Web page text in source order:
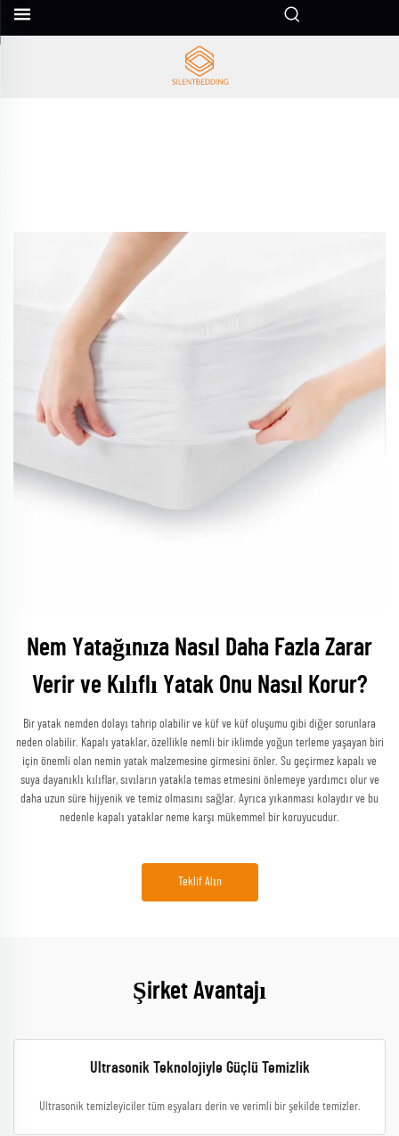
Nem Yatağınıza Nasıl Daha Fazla Zarar
Verir ve Kılıflı Yatak Onu Nasıl Korur?
Bir yatak nemden dolayı tahrip olabilir ve küf ve küf oluşumu gibi diğer sorunlara
neden olabilir. Kapalı yataklar, özellikle nemli bir iklimde yoğun terleme yaşayan biri
için önemli olan nemin yatak malzemesine girmesini önler. Su geçirmez kapalı ve
suya dayanıklı kılıflar, sıvıların yatakla temas etmesini önlemeye yardımcı olur ve
daha uzun süre hijyenik ve temiz olmasını sağlar. Ayrıca yıkanması kolaydır ve bu
nedenle kapalı yataklar neme karşı mükemmel bir koruyucudur.
Teklif Alın
Şirket Avantajı
Ultrasonik Teknolojiyle Güçlü Temizlik
Ultrasonik temizleyiciler tüm eşyaları derin ve verimli bir şekilde temizler.